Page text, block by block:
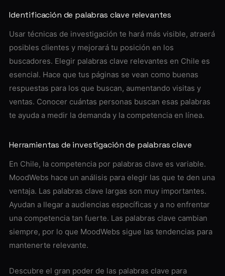
Identificación de palabras clave relevantes
Usar técnicas de investigación te hará más visible, atraerá
posibles clientes y mejorará tu posición en los
buscadores. Elegir palabras clave relevantes en Chile es
esencial. Hace que tus páginas se vean como buenas
respuestas para los que buscan, aumentando visitas y
ventas. Conocer cuántas personas buscan esas palabras
te ayuda a medir la demanda y la competencia en línea.
Herramientas de investigación de palabras clave
En Chile, la competencia por palabras clave es variable.
MoodWebs hace un análisis para elegir las que te den una
ventaja. Las palabras clave largas son muy importantes.
Ayudan a llegar a audiencias específicas y a no enfrentar
una competencia tan fuerte. Las palabras clave cambian
siempre, por lo que MoodWebs sigue las tendencias para
mantenerte relevante.
Descubre el gran poder de las palabras clave para